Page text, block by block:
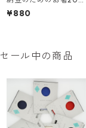
m
¥880
セール中の商品